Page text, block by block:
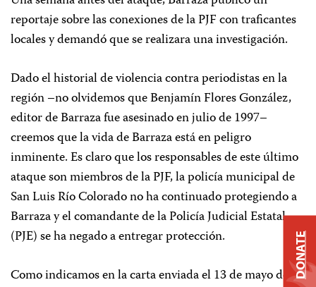
reportaje sobre las conexiones de la PJF con traficantes
locales y demandó que se realizara una investigación.
Dado el historial de violencia contra periodistas en la
región –no olvidemos que Benjamín Flores González,
editor de Barraza fue asesinado en julio de 1997–
creemos que la vida de Barraza está en peligro
inminente. Es claro que los responsables de este último
ataque son miembros de la PJF, la policía municipal de
San Luis Río Colorado no ha continuado protegiendo a
Barraza y el comandante de la Policía Judicial Estatal
(PJE) se ha negado a entregar protección.
Como indicamos en la carta enviada el 13 de mayo deDONATE